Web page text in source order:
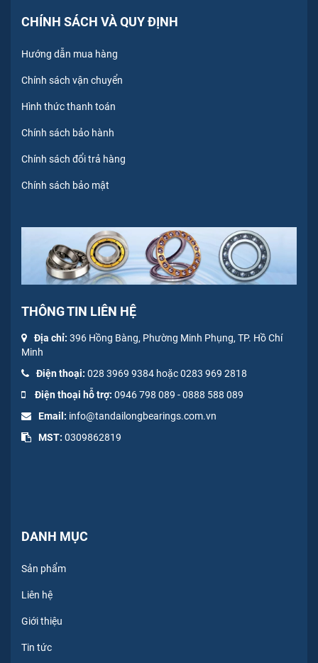
CHÍNH SÁCH VÀ QUY ĐỊNH
Hướng dẫn mua hàng
Chính sách vận chuyển
Hình thức thanh toán
Chính sách bảo hành
Chính sách đổi trả hàng
Chính sách bảo mật
THÔNG TIN LIÊN HỆ
Địa chỉ: 396 Hồng Bàng, Phường Minh Phụng, TP. Hồ Chí
Minh
Điện thoại: 028 3969 9384 hoặc 0283 969 2818
Điện thoại hỗ trợ: 0946 798 089 -0888 588 089
Email: info@tandailongbearings.com.vn
MST: 0309862819
DANH MỤC
Sản phẩm
Liên hệ
Giới thiệu
Tin tức